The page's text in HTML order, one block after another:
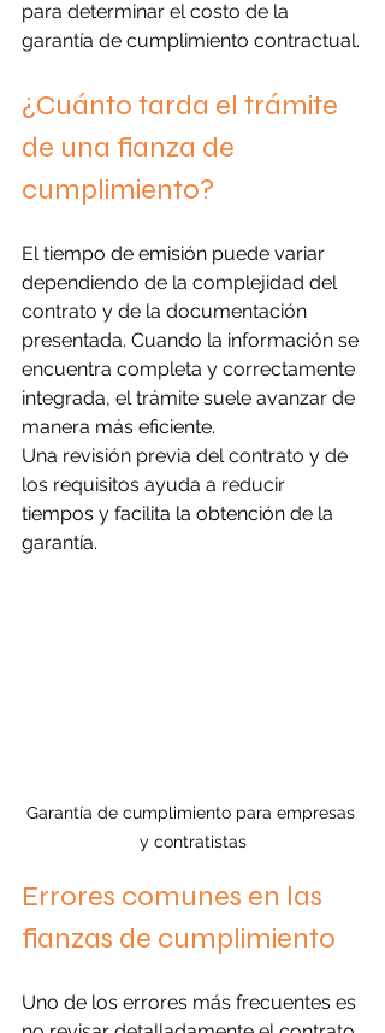
para determinar el costo de la
garantía de cumplimiento contractual.
¿Cuánto tarda el trámite
de una fianza de
cumplimiento?
El tiempo de emisión puede variar
dependiendo de la complejidad del
contrato y de la documentación
presentada. Cuando la información se
encuentra completa y correctamente
integrada, el trámite suele avanzar de
manera más eficiente.
Una revisión previa del contrato y de
los requisitos ayuda a reducir
tiempos y facilita la obtención de la
garantía.
Garantía de cumplimiento para empresas
y contratistas
Errores comunes en las
fianzas de cumplimiento
Uno de los errores más frecuentes es